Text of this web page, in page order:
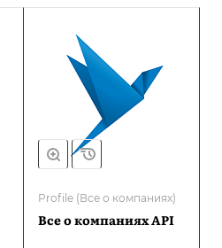
Profile (Все о компаниях)
Все о компаниях API